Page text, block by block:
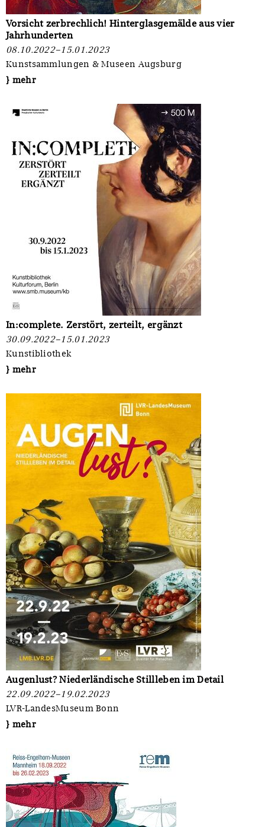
Vorsicht zerbrechlich! Hinterglasgemälde aus vier
Jahrhunderten
08.10.2022–15.01.2023
Kunstsammlungen & Museen Augsburg
} mehr
In:complete. Zerstört, zerteilt, ergänzt
30.09.2022–15.01.2023
Kunstibliothek
} mehr
Augenlust? Niederländische Stillleben im Detail
22.09.2022–19.02.2023
LVR-LandesMuseum Bonn
} mehr